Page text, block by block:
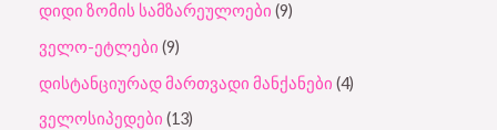
დიდი ზომის სამზარეულოები 9
ველო-ეტლები 9
დისტანციურად მართვადი მანქანები 4
ველოსიპედები 13